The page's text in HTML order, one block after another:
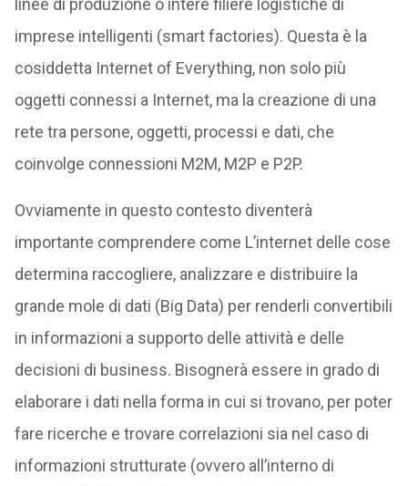
linee di produzione o intere filiere logistiche di
imprese intelligenti (smart factories). Questa è la
cosiddetta Internet of Everything, non solo più
oggetti connessi a Internet, ma la creazione di una
rete tra persone, oggetti, processi e dati, che
coinvolge connessioni M2M, M2P e P2P.
Ovviamente in questo contesto diventerà
importante comprendere come L’internet delle cose
determina raccogliere, analizzare e distribuire la
grande mole di dati (Big Data) per renderli convertibili
in informazioni a supporto delle attività e delle
decisioni di business. Bisognerà essere in grado di
elaborare i dati nella forma in cui si trovano, per poter
fare ricerche e trovare correlazioni sia nel caso di
informazioni strutturate (ovvero all’interno di